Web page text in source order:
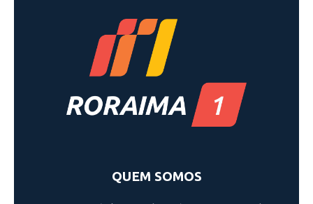
QUEM SOMOS